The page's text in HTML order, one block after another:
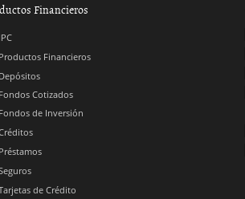
Financieros
IPC
Productos Financieros
Depósitos
Fondos Cotizados
Fondos de Inversión
Préstamos
de Crédito